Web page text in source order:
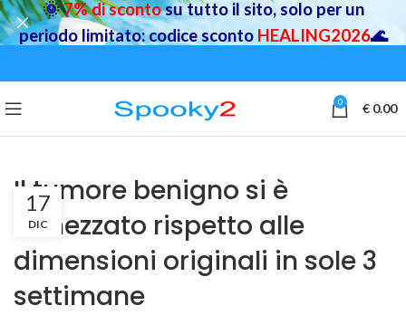
0 € 0.00
Il tumore benigno si è
dimezzato rispetto alle
dimensioni originali in sole 3
settimane
17
DIC
🌞7% di scontosu tutto il sito, solo per un
periodo limitato: codice sconto HEALING2026🌊